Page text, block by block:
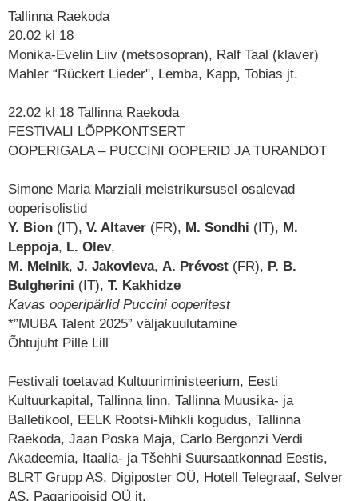
Tallinna Raekoda
20.02 kl 18
Monika-Evelin Liiv (metsosopran), Ralf Taal (klaver)
Mahler “Rückert Lieder", Lemba, Kapp, Tobias jt.
22.02 kl 18 Tallinna Raekoda
FESTIVALI LÕPPKONTSERT
OOPERIGALA – PUCCINI OOPERID JA TURANDOT
Simone Maria Marziali meistrikursusel osalevad
ooperisolistid
Y. Bion (IT), V. Altaver (FR), M. Sondhi (IT), M.
Leppoja, L. Olev,
M. Melnik, J. Jakovleva, A. Prévost (FR), P. B.
Bulgherini (IT), T. Kakhidze
Kavas ooperipärlid Puccini ooperitest
*”MUBA Talent 2025” väljakuulutamine
Õhtujuht Pille Lill
Festivali toetavad Kultuuriministeerium, Eesti
Kultuurkapital, Tallinna linn, Tallinna Muusika- ja
Balletikool, EELK Rootsi-Mihkli kogudus, Tallinna
Raekoda, Jaan Poska Maja, Carlo Bergonzi Verdi
Akadeemia, Itaalia- ja Tšehhi Suursaatkonnad Eestis,
BLRT Grupp AS, Digiposter OÜ, Hotell Telegraaf, Selver
AS, Pagaripoisid OÜ jt.